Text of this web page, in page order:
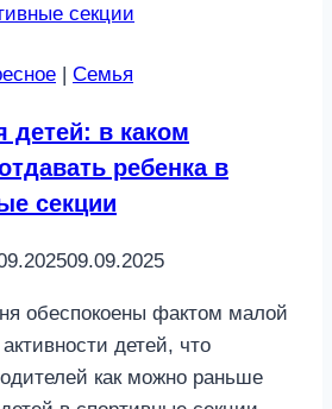
Семья
детей: в каком
ребенка в
секции
09.09.2025
обеспокоены фактом малой
детей, что
как можно раньше